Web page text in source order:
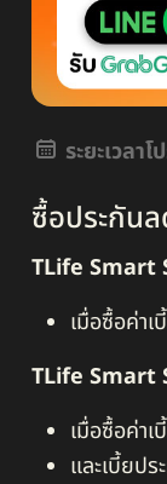
ระยะเวลา
ซื้อประกัน
TLife Smart
เมื่อซื้อค่า
TLife Smart
เมื่อซื้อค่า
และเบี้ยป